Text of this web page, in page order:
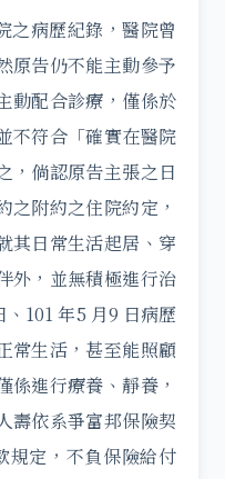
之病歷紀錄，醫院曾
原告仍不能主動參予
動配合診療，僅係於
不符合「確實在醫院
，倘認原告主張之日
之附約之住院約定，
其日常生活起居、穿
外，並無積極進行治
101 年5 月9 日病歷
常生活，甚至能照顧
係進行療養、靜養，
壽依系爭富邦保險契
規定，不負保險給付